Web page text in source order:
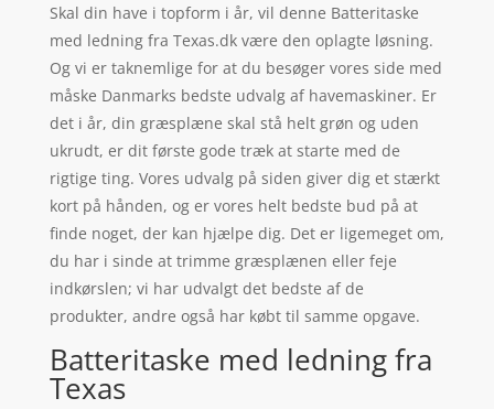
Skal din have i topform i år, vil denne Batteritaske
med ledning fra Texas.dk være den oplagte løsning.
Og vi er taknemlige for at du besøger vores side med
måske Danmarks bedste udvalg af havemaskiner. Er
det i år, din græsplæne skal stå helt grøn og uden
ukrudt, er dit første gode træk at starte med de
rigtige ting. Vores udvalg på siden giver dig et stærkt
kort på hånden, og er vores helt bedste bud på at
finde noget, der kan hjælpe dig. Det er ligemeget om,
du har i sinde at trimme græsplænen eller feje
indkørslen; vi har udvalgt det bedste af de
produkter, andre også har købt til samme opgave.
Batteritaske med ledning fra
Texas